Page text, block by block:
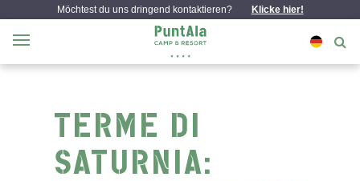
Möchtest du uns dringend kontaktieren? Klicke hier!
TERME DI
SATURNIA: